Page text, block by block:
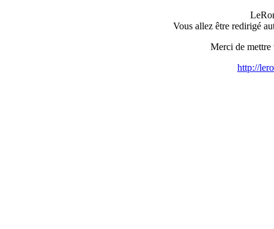
Vous allez être redirigé
Merci de
http://